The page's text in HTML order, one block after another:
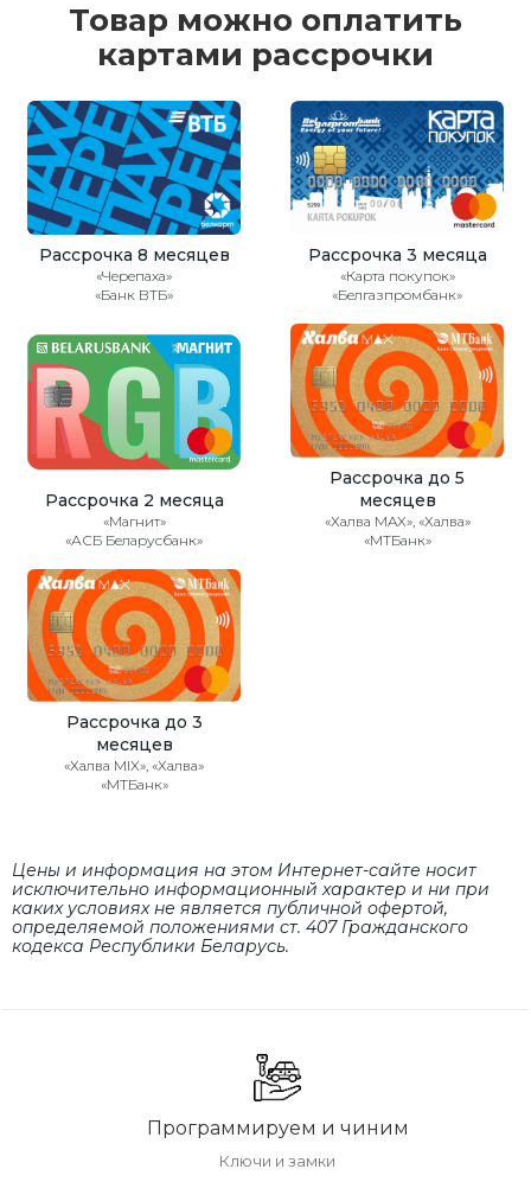
Товар можно оплатить
картами рассрочки
Рассрочка 8 месяцев
«Черепаха»
«Банк ВТБ»
Рассрочка 3 месяца
«Карта покупок»
«Белгазпромбанк»
Рассрочка 2 месяца
«Магнит»
«АСБ Беларусбанк»
Рассрочка до 5
месяцев
«Халва MAX», «Халва»
«МТБанк»
Рассрочка до 3
месяцев
«Халва MIX», «Халва»
«МТБанк»
Цены и информация на этом Интернет-сайте носит
исключительно информационный характер и ни при
каких условиях не является публичной офертой,
определяемой положениями cт. 407 Гражданского
кодекса Республики Беларусь.
Программируем и чиним
Ключи и замки